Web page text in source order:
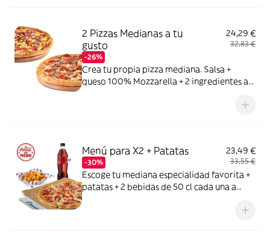
2 Pizzas Medianas a tu
gusto
-26%
24,29 €
32,83 €
Crea tu propia pizza mediana. Salsa +
queso 100% Mozzarella + 2 ingredientes a
Menú para X2 + Patatas
-30%
23,49 €
33,55 €
Escoge tu mediana especialidad favorita +
patatas + 2 bebidas de 50 cl cada una a
Fanta de naranja, Fuze tea o Aquarius de